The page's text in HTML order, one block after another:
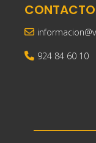
CONTACTO
924 84 60 10